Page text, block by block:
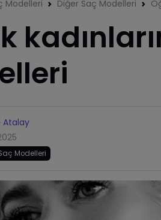
Modelleri Diğer Saç Modelleri
Atalay
Modelleri